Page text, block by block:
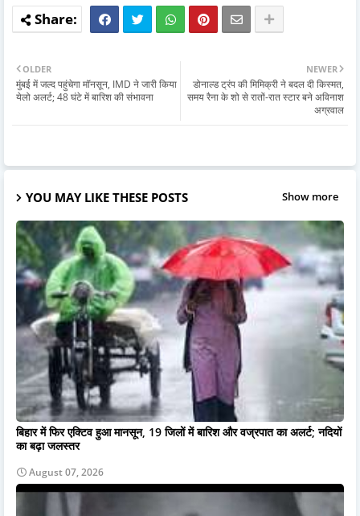
NEWER
डोनाल्ड ट्रंप की मिमिक्री ने बदल दी किस्मत,
समय रैना के शो से रातों-रात स्टार बने अविनाश
अग्रवाल
OLDER
मुंबई में जल्द पहुंचेगा मॉनसून, IMD ने जारी किया
येलो अलर्ट; 48 घंटे में बारिश की संभावना
YOU MAY LIKE THESE POSTS Show more
बिहार में फिर एक्टिव हुआ मानसून, 19 जिलों में बारिश और वज्रपात का अलर्ट; नदियों
का बढ़ा जलस्तर
August 07, 2026